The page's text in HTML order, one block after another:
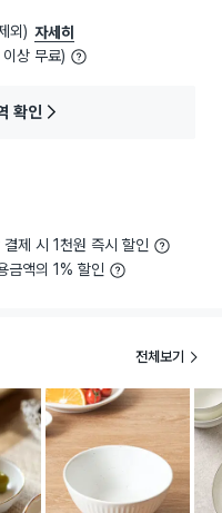
외) 자세히
상 무료)
확인
제 시 1천원 즉시 할인
금액의 1% 할인
전체보기